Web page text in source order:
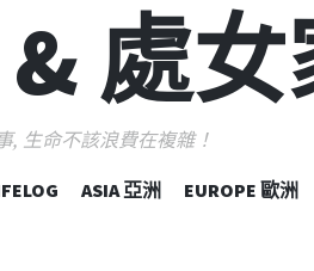
處
, 生命不該浪費在複雜！
跳
ASIA 亞洲 EUROPE 歐洲